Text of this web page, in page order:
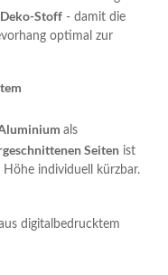
Stoff - damit die
optimal zur
als
Seiten ist
individuell kürzbar.
digitalbedrucktem